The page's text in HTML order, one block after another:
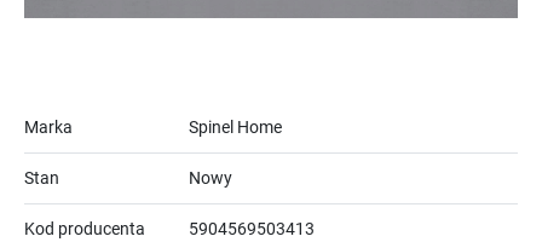
Marka Spinel Home
Stan Nowy
Kod producenta 5904569503413